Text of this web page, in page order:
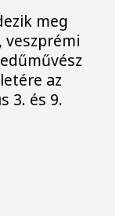
meg
veszprémi
az
3. és 9.